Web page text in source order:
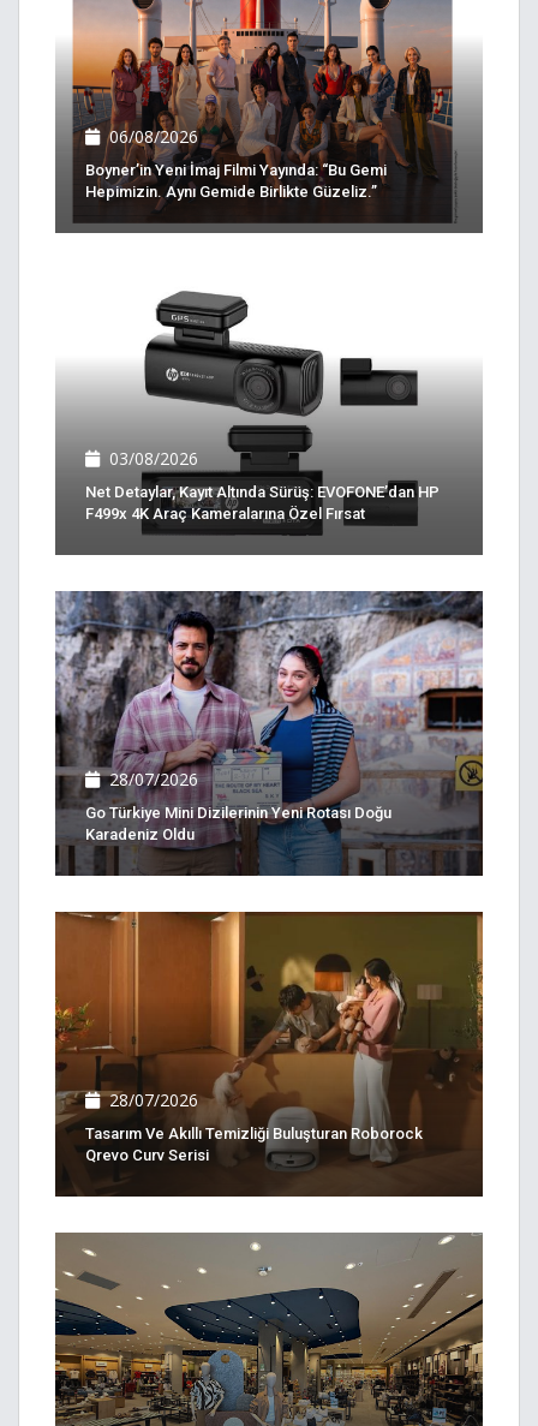
06/08/2026
Boyner’in Yeni İmaj Filmi Yayında: “Bu Gemi
Hepimizin. Aynı Gemide Birlikte Güzeliz.”
03/08/2026
Net Detaylar, Kayıt Altında Sürüş: EVOFONE’dan HP
F499x 4K Araç Kameralarına Özel Fırsat
28/07/2026
Go Türkiye Mini Dizilerinin Yeni Rotası Doğu
Karadeniz Oldu
28/07/2026
Tasarım Ve Akıllı Temizliği Buluşturan Roborock
Qrevo Curv Serisi